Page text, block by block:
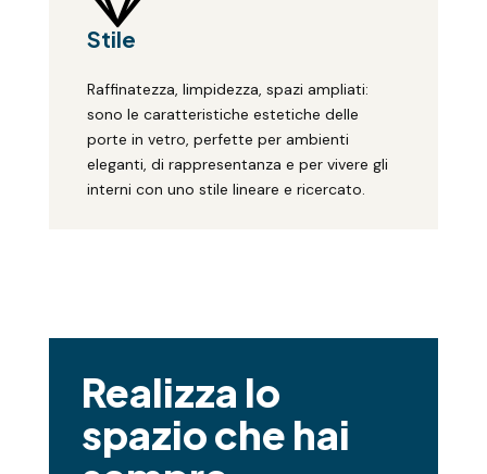
Stile
Raffinatezza, limpidezza, spazi ampliati:
sono le caratteristiche estetiche delle
porte in vetro, perfette per ambienti
eleganti, di rappresentanza e per vivere gli
interni con uno stile lineare e ricercato.
Realizza lo
spazio che hai